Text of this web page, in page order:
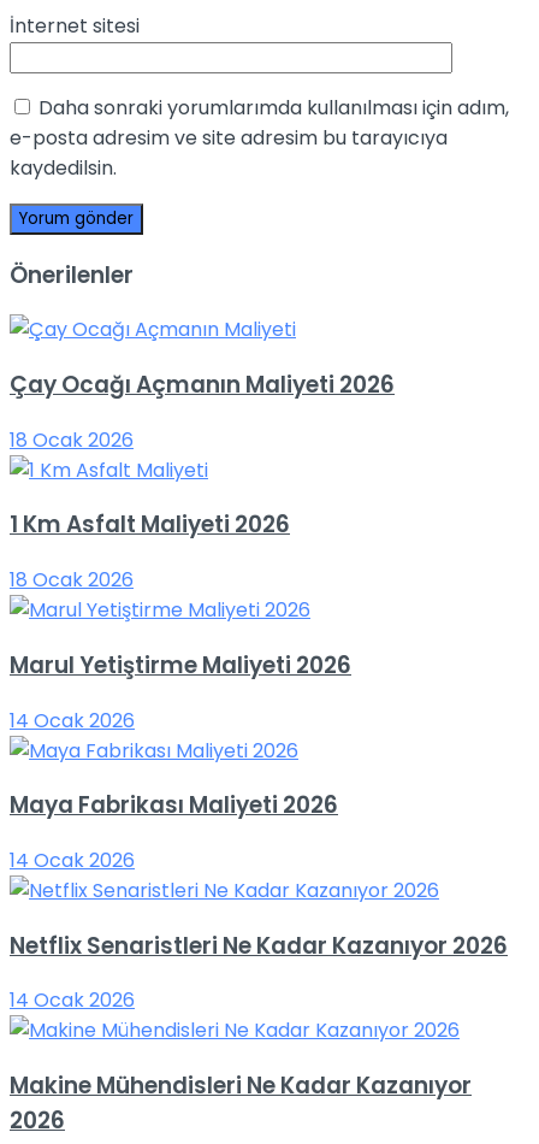
İnternet sitesi
Daha sonraki yorumlarımda kullanılması için adım,
e-posta adresim ve site adresim bu tarayıcıya
kaydedilsin.
Önerilenler
Çay Ocağı Açmanın Maliyeti 2026
18 Ocak 2026
1 Km Asfalt Maliyeti 2026
18 Ocak 2026
Marul Yetiştirme Maliyeti 2026
14 Ocak 2026
Maya Fabrikası Maliyeti 2026
14 Ocak 2026
Netflix Senaristleri Ne Kadar Kazanıyor 2026
14 Ocak 2026
Makine Mühendisleri Ne Kadar Kazanıyor
2026